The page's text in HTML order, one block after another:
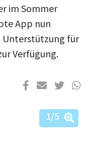
im Sommer
App nun
Unterstützung für
Verfügung.
1/5